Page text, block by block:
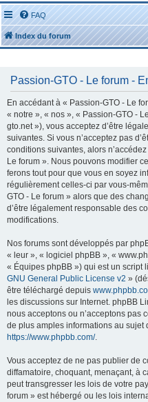
FAQ
Index du forum
Passion-GTO - Le forum -
En accédant à « Passion-GTO - Le
« notre », « nos », « Passion-GTO -
gto.net »), vous acceptez d’être
suivantes. Si vous n’acceptez pas
conditions suivantes, alors
Le forum ». Nous pouvons modifier
ferons tout pour que vous en soyez
régulièrement celles-ci par vous-
GTO - Le forum » alors que des
d’être légalement responsable des
modifications.
Nos forums sont développés par
« leur », « logiciel phpBB », «
« Équipes phpBB ») qui est un script
GNU General Public License v2 »
être téléchargé depuis
les discussions sur Internet. phpBB
nous acceptons ou n’acceptons pas
de plus amples informations au sujet
https://www.phpbb.com/.
Vous acceptez de ne pas publier de
diffamatoire, choquant, menaçant, à
peut transgresser les lois de votre
forum » est hébergé ou les lois